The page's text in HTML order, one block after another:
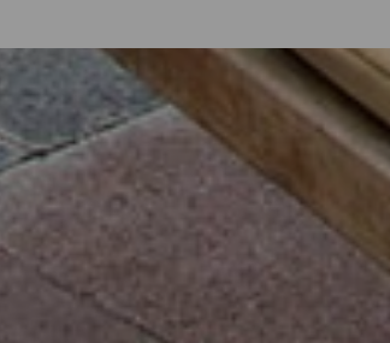
apartamenty…
samym morzem, czy też malowniczy hotel
La Palma oferuje rozmaite opcje
wyspy lub by oderwać się od codzienności